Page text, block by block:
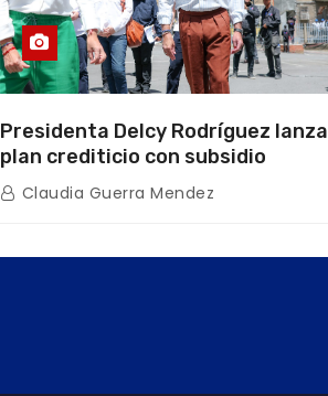
Presidenta Delcy Rodríguez lanza
plan crediticio con subsidio
directo en encuentro con Juntas
de Condominio
Claudia Guerra Mendez